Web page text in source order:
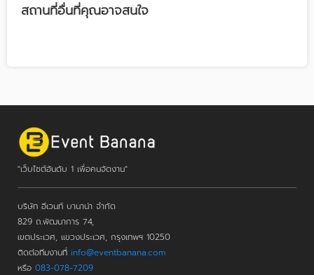
สถานที่อื่นที่คุณอาจสนใจ
"เว็บไซต์อันดับ 1 เพื่อคนจัดงาน"
บริษัท อีเวนท์ บานาน่า จำกัด
829 ถ.พัฒนาการ 74,
เขตประเวศ, แขวงประเวศ, กรุงเทพฯ 10250
ติดต่อทีมงานที่ info@eventbanana.com
หรือ 083-078-7209